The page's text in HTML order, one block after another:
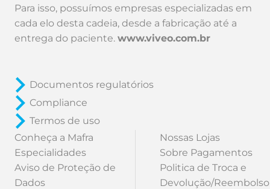
Para isso, possuímos empresas especializadas em
cada elo desta cadeia, desde a fabricação até a
entrega do paciente.www.viveo.com.br
Documentos regulatórios
Compliance
Termos de uso
Conheça a Mafra
Especialidades
Aviso de Proteção de
Dados
Nossas Lojas
Sobre Pagamentos
Politica de Troca e
Devolução/Reembolso